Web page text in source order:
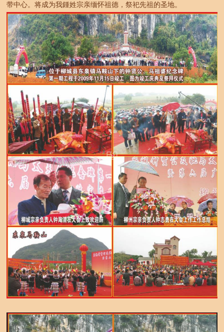
带中心。将成为我鍾姓宗亲缅怀祖德，祭祀先祖的圣地。